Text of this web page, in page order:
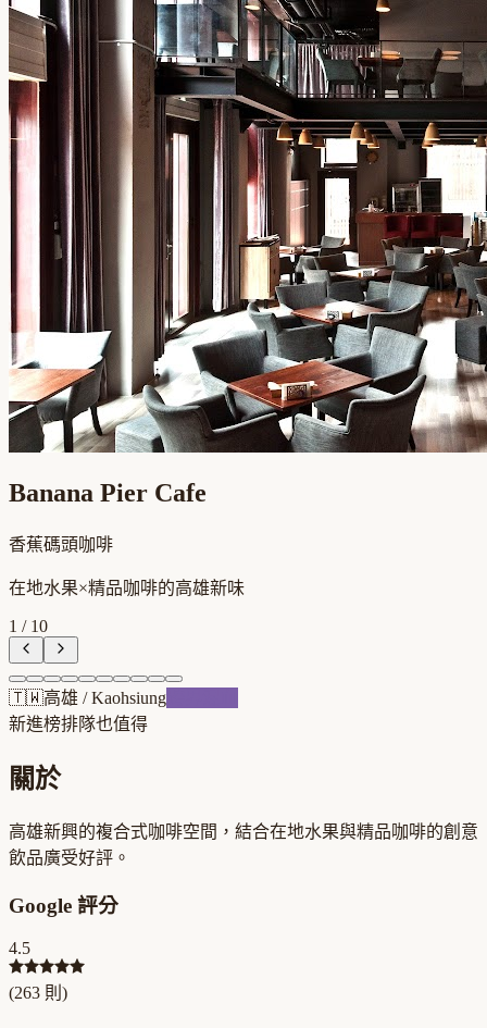
Banana Pier Cafe
香蕉碼頭咖啡
在地水果×精品咖啡的高雄新味
1 / 10
🇹🇼高雄 /Kaohsiung
新進榜排隊也值得
關於
高雄新興的複合式咖啡空間，結合在地水果與精品咖啡的創意
飲品廣受好評。
Google 評分
4.5
(263 則)